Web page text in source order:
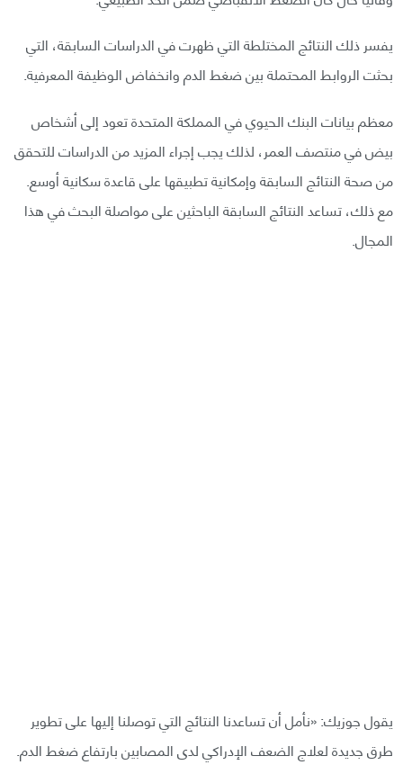
يفسر ذلك النتائج المختلطة التي ظهرت في الدراسات السابقة، التي
بحثت الروابط المحتملة بين ضغط الدم وانخفاض الوظيفة المعرفية.
معظم بيانات البنك الحيوي في المملكة المتحدة تعود إلى أشخاص
بيض في منتصف العمر، لذلك يجب إجراء المزيد من الدراسات للتحقق
من صحة النتائج السابقة وإمكانية تطبيقها على قاعدة سكانية أوسع.
مع ذلك، تساعد النتائج السابقة الباحثين على مواصلة البحث في هذا
المجال.
يقول جوزيك: «نأمل أن تساعدنا النتائج التي توصلنا إليها على تطوير
طرق جديدة لعلاج الضعف الإدراكي لدى المصابين بارتفاع ضغط الدم.